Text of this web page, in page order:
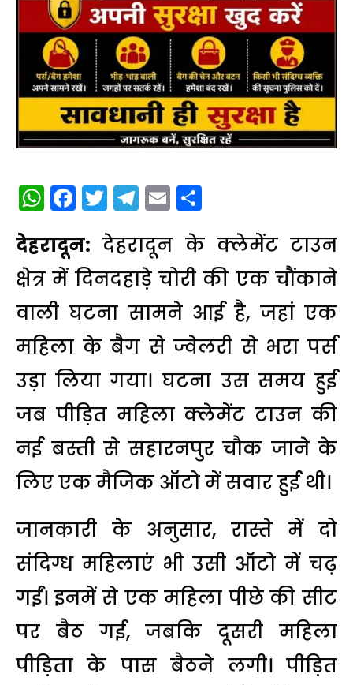
WhatsApp
Facebook
Twitter
Telegram
Email
देहरादून: देहरादून के क्लेमेंट टाउन
क्षेत्र में दिनदहाड़े चोरी की एक चौंकाने
वाली घटना सामने आई है, जहां एक
महिला के बैग से ज्वेलरी से भरा पर्स
उड़ा लिया गया। घटना उस समय हुई
जब पीड़ित महिला क्लेमेंट टाउन की
नई बस्ती से सहारनपुर चौक जाने के
लिए एक मैजिक ऑटो में सवार हुई थी।
जानकारी के अनुसार, रास्ते में दो
संदिग्ध महिलाएं भी उसी ऑटो में चढ़
गईं। इनमें से एक महिला पीछे की सीट
पर बैठ गई, जबकि दूसरी महिला
पीड़िता के पास बैठने लगी। पीड़ित